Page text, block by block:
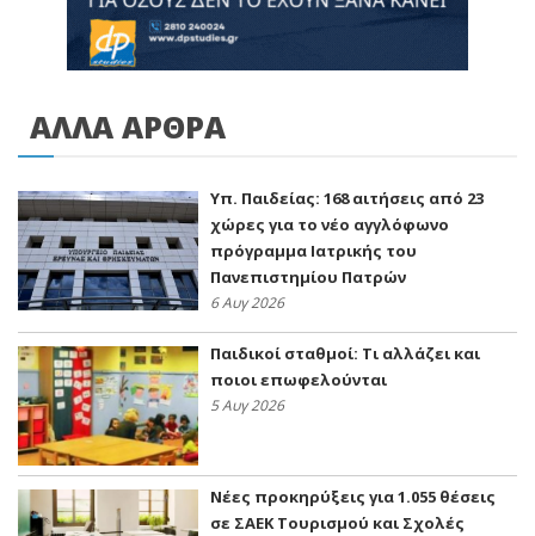
ΑΛΛΑ ΑΡΘΡΑ
Υπ. Παιδείας: 168 αιτήσεις από 23
χώρες για το νέο αγγλόφωνο
πρόγραμμα Ιατρικής του
Πανεπιστημίου Πατρών
6 Αυγ 2026
Παιδικοί σταθμοί: Τι αλλάζει και
ποιοι επωφελούνται
5 Αυγ 2026
Νέες προκηρύξεις για 1.055 θέσεις
σε ΣΑΕΚ Τουρισμού και Σχολές